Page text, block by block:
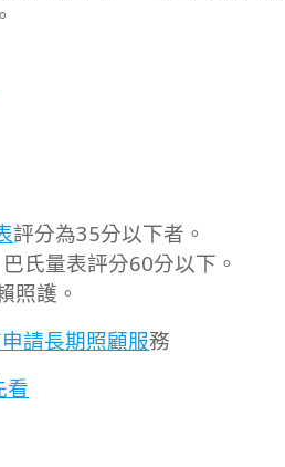
評分為35分以下者。
氏量表評分60分以下。
照護。
請長期照顧服務
看